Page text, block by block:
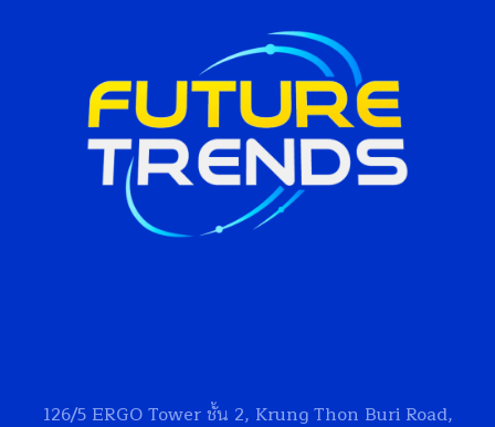
126/5 ERGO Towerชั้น 2, Krung Thon Buri Road,